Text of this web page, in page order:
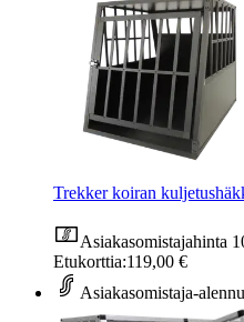
Trekker koiran
Asiakasomistajahinta
Etukorttia:119,00 €
Asiakasomistaja-